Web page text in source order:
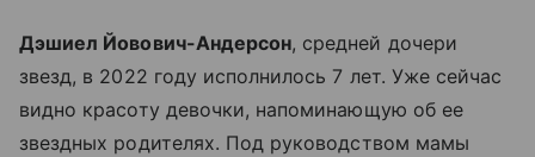
Дэшиел Йовович-Андерсон, средней дочери
звезд, в 2022 году исполнилось 7 лет. Уже сейчас
видно красоту девочки, напоминающую об ее
звездных родителях. Под руководством мамы